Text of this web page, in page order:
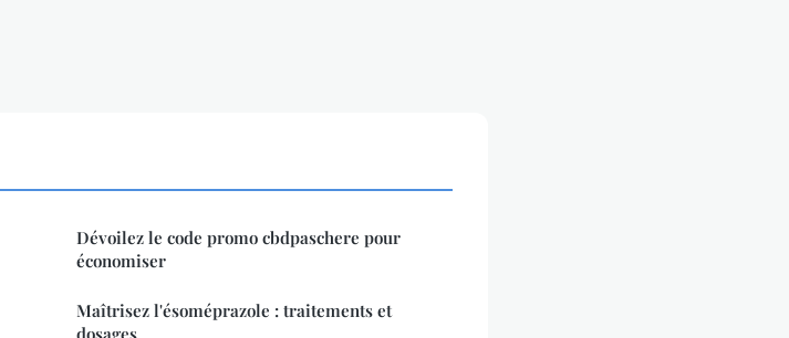
Dévoilez le code promo cbdpaschere pour
économiser
Maîtrisez l'ésoméprazole : traitements et